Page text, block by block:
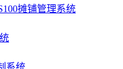
摊铺管理系统
系统